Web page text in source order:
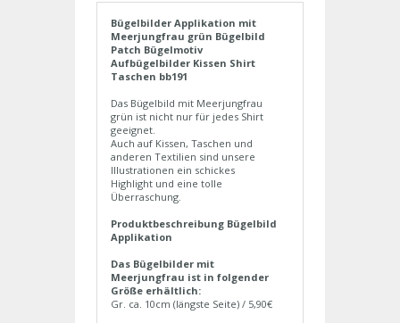
Bügelbilder Applikation mit
Meerjungfrau grün Bügelbild
Patch Bügelmotiv
Aufbügelbilder Kissen Shirt
Taschen bb191
Das Bügelbild mit Meerjungfrau
grün ist nicht nur für jedes Shirt
geeignet.
Auch auf Kissen, Taschen und
anderen Textilien sind unsere
Illustrationen ein schickes
Highlight und eine tolle
Überraschung.
Produktbeschreibung Bügelbild
Applikation
Das Bügelbilder mit
Meerjungfrau ist in folgender
Größe erhältlich:
Gr. ca. 10cm (längste Seite) / 5,90€